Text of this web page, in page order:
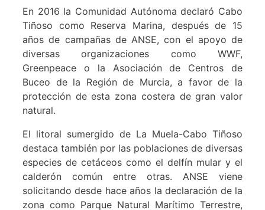
En 2016 la Comunidad Autónoma declaró Cabo
Tiñoso como Reserva Marina, después de 15
años de campañas de ANSE, con el apoyo de
diversas organizaciones como WWF,
Greenpeace o la Asociación de Centros de
Buceo de la Región de Murcia, a favor de la
protección de esta zona costera de gran valor
natural.
El litoral sumergido de La Muela-Cabo Tiñoso
destaca también por las poblaciones de diversas
especies de cetáceos como el delfín mular y el
calderón común entre otras. ANSE viene
solicitando desde hace años la declaración de la
zona como Parque Natural Marítimo Terrestre,